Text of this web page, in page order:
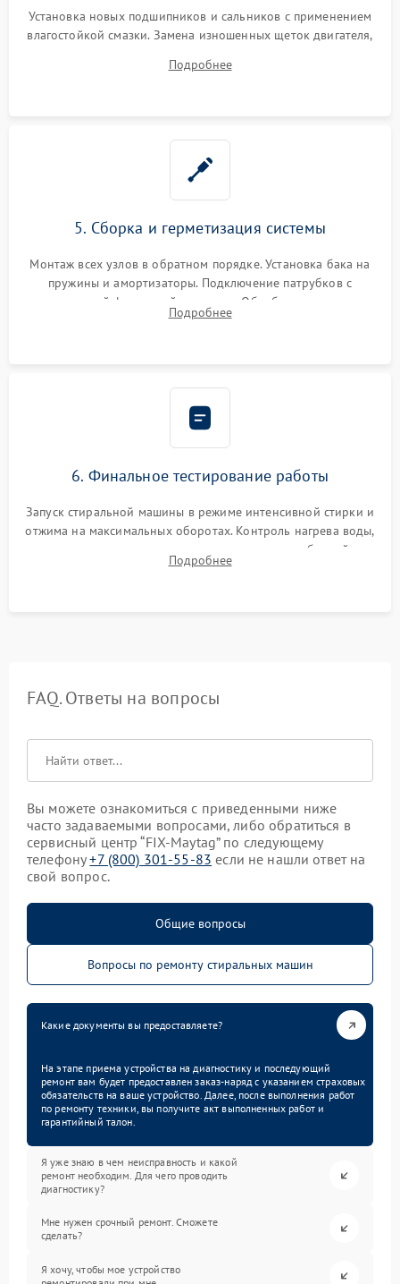
Установка новых подшипников и сальников с применением
влагостойкой смазки. Замена изношенных щеток двигателя,
или поврежденной резиновой манжеты.
Подробнее
5. Сборка и герметизация системы
Монтаж всех узлов в обратном порядке. Установка бака на
пружины и амортизаторы. Подключение патрубков с
надежной фиксацией хомутами. Обработка стыков
герметиком для предотвращения возможных протечек воды.
Подробнее
6. Финальное тестирование работы
Запуск стиральной машины в режиме интенсивной стирки и
отжима на максимальных оборотах. Контроль нагрева воды,
корректности слива, отсутствия излишних вибраций,
посторонних стуков и протечек под корпусом.
Подробнее
FAQ. Ответы на вопросы
Вы можете ознакомиться с приведенными ниже
часто задаваемыми вопросами, либо обратиться в
сервисный центр “FIX-Maytag” по следующему
телефону+7 (800) 301-55-83 если не нашли ответ на
свой вопрос.
Общие вопросы
Вопросы по ремонту стиральных машин
Какие документы вы предоставляете?
На этапе приема устройства на диагностику и последующий
ремонт вам будет предоставлен заказ-наряд с указанием страховых
обязательств на ваше устройство. Далее, после выполнения работ
по ремонту техники, вы получите акт выполненных работ и
гарантийный талон.
Я уже знаю в чем неисправность и какой
ремонт необходим. Для чего проводить
диагностику?
Мне нужен срочный ремонт. Сможете
сделать?
Я хочу, чтобы мое устройство